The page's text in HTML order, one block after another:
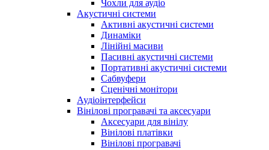
Чохли для аудіо
Акустичні системи
Активні акустичні системи
Динаміки
Лінійні масиви
Пасивні акустичні системи
Портативні акустичні системи
Сабвуфери
Сценічні монітори
Аудіоінтерфейси
Вінілові програвачі та аксесуари
Аксесуари для вінілу
Вінілові платівки
Вінілові програвачі